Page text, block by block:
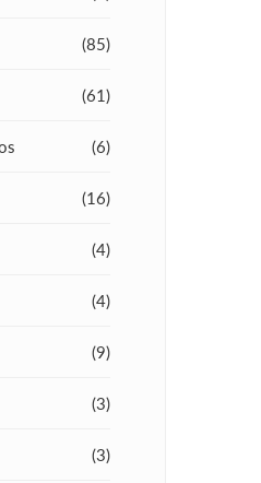
(85)
(61)
(6)
(16)
(4)
(4)
(9)
(3)
(3)